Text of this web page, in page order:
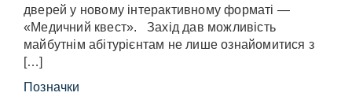
дверей у новому інтерактивному форматі —
«Медичний квест». Захід дав можливість
майбутнім абітурієнтам не лише ознайомитися з
[…]
Позначки